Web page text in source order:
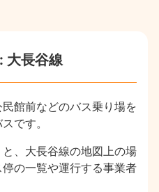
大長谷線
館前などのバス乗り場を
です。
、大長谷線の地図上の場
の一覧や運行する事業者